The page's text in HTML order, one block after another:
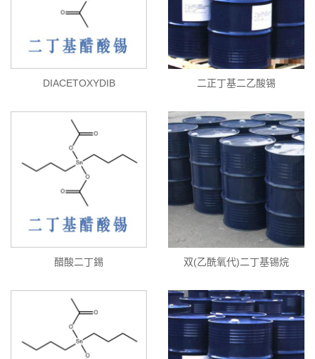
DIACETOXYDIB 二正丁基二乙酸锡
醋酸二丁錫 双(乙酰氧代)二丁基锡烷